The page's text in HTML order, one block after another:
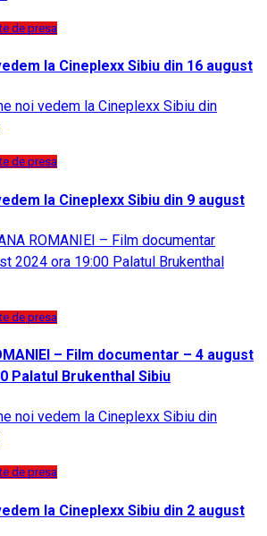
de presa
la Cineplexx Sibiu din 16 august
de presa
la Cineplexx Sibiu din 9 august
de presa
– Film documentar – 4 august
Palatul Brukenthal Sibiu
de presa
la Cineplexx Sibiu din 2 august